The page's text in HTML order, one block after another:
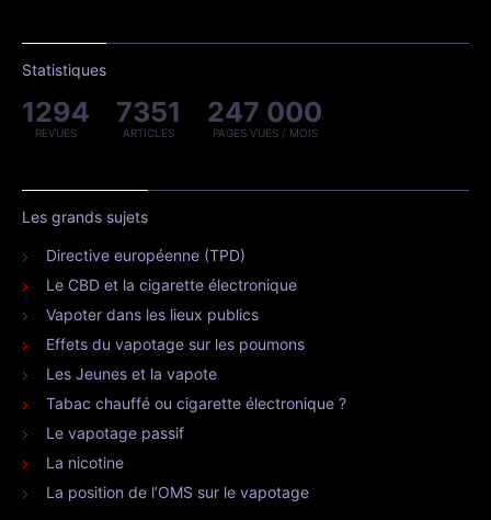
Statistiques
1294
REVUES
7351
ARTICLES
247 000
PAGES VUES / MOIS
Les grands sujets
Directive européenne (TPD)
Le CBD et la cigarette électronique
Vapoter dans les lieux publics
Effets du vapotage sur les poumons
Les Jeunes et la vapote
Tabac chauffé ou cigarette électronique ?
Le vapotage passif
La nicotine
La position de l’OMS sur le vapotage